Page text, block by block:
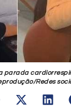
parada
Redes